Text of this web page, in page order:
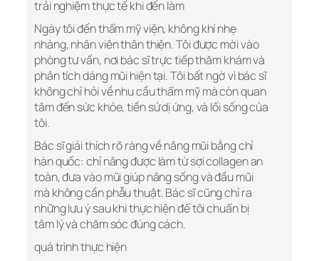
trải nghiệm thực tế khi đến làm
Ngày tôi đến thẩm mỹ viện, không khí nhẹ
nhàng, nhân viên thân thiện. Tôi được mời vào
phòng tư vấn, nơi bác sĩ trực tiếp thăm khám và
phân tích dáng mũi hiện tại. Tôi bất ngờ vì bác sĩ
không chỉ hỏi về nhu cầu thẩm mỹ mà còn quan
tâm đến sức khỏe, tiền sử dị ứng, và lối sống của
tôi.
Bác sĩ giải thích rõ ràng về nâng mũi bằng chỉ
hàn quốc: chỉ nâng được làm từ sợi collagen an
toàn, đưa vào mũi giúp nâng sống và đầu mũi
mà không cần phẫu thuật. Bác sĩ cũng chỉ ra
những lưu ý sau khi thực hiện để tôi chuẩn bị
tâm lý và chăm sóc đúng cách.
quá trình thực hiện